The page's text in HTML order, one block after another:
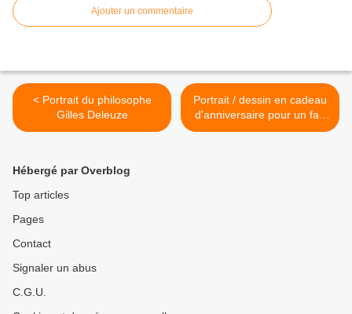
Ajouter un commentaire
< Portrait du philosophe
Gilles Deleuze
Portrait / dessin en cadeau
d'anniversaire pour un fan
de U2 >
Hébergé par Overblog
Top articles
Pages
Contact
Signaler un abus
C.G.U.